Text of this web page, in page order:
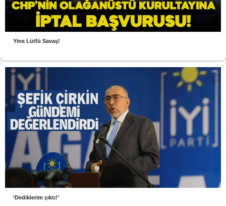
Yine Lütfü Savaş!
‘Dediklerim çıktı!’